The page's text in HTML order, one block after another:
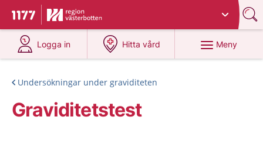
Till startsidan för 1177
Du har valt region
Logga in
på 1177.se
Hitta vård
på 1177.se
Meny
Undersökningar under graviditeten
Graviditetstest